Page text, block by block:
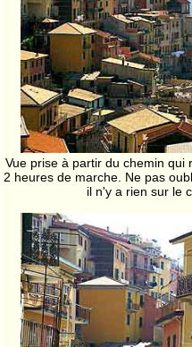
Vue prise à partir du chemin qui
2 heures de marche. Ne pas
il n'y a rien sur le